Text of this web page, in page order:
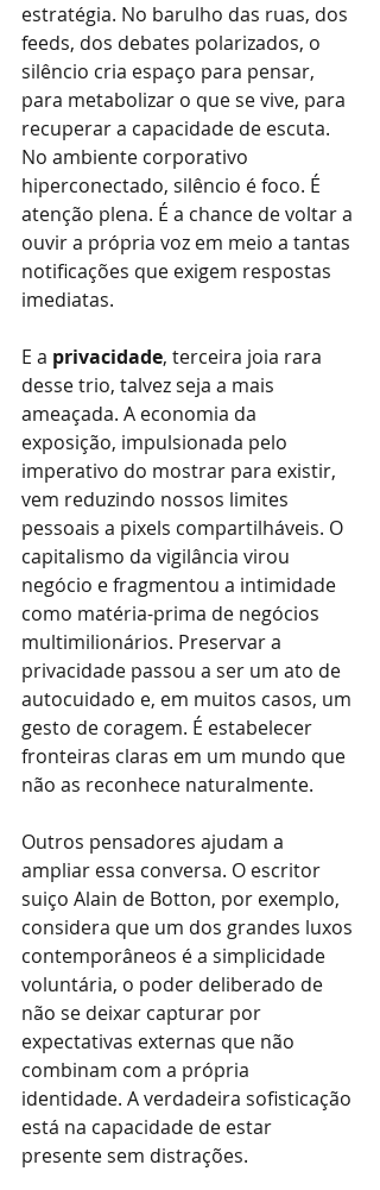
estratégia. No barulho das ruas, dos
feeds, dos debates polarizados, o
silêncio cria espaço para pensar,
para metabolizar o que se vive, para
recuperar a capacidade de escuta.
No ambiente corporativo
hiperconectado, silêncio é foco. É
atenção plena. É a chance de voltar a
ouvir a própria voz em meio a tantas
notificações que exigem respostas
imediatas.
E a privacidade, terceira joia rara
desse trio, talvez seja a mais
ameaçada. A economia da
exposição, impulsionada pelo
imperativo do mostrar para existir,
vem reduzindo nossos limites
pessoais a pixels compartilháveis. O
capitalismo da vigilância virou
negócio e fragmentou a intimidade
como matéria-prima de negócios
multimilionários. Preservar a
privacidade passou a ser um ato de
autocuidado e, em muitos casos, um
gesto de coragem. É estabelecer
fronteiras claras em um mundo que
não as reconhece naturalmente.
Outros pensadores ajudam a
ampliar essa conversa. O escritor
suiço Alain de Botton, por exemplo,
considera que um dos grandes luxos
contemporâneos é a simplicidade
voluntária, o poder deliberado de
não se deixar capturar por
expectativas externas que não
combinam com a própria
identidade. A verdadeira sofisticação
está na capacidade de estar
presente sem distrações.